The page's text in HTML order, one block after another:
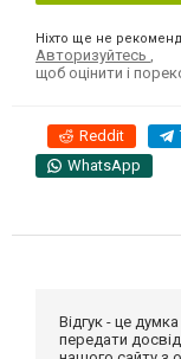
Ніхто ще не
Авторизуйтесь
щоб оцінити і
Reddit
WhatsApp
Відгук - це
передати